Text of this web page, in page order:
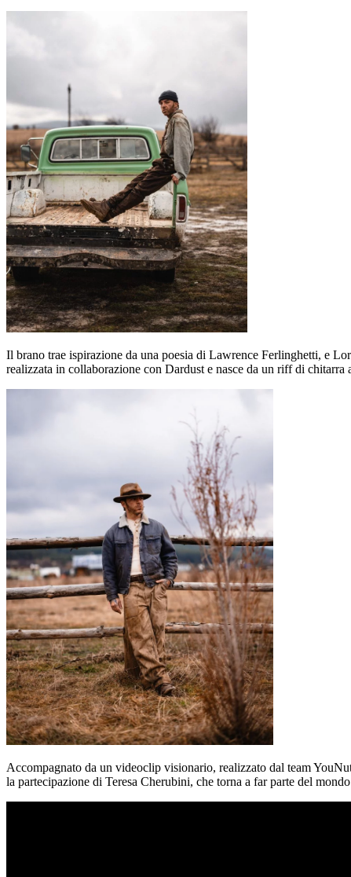
Il brano trae ispirazione da una poesia di Lawrence Ferlinghetti, e
realizzata in collaborazione con Dardust e nasce da un riff di
Accompagnato da un videoclip visionario, realizzato dal team
la partecipazione di Teresa Cherubini, che torna a far parte del